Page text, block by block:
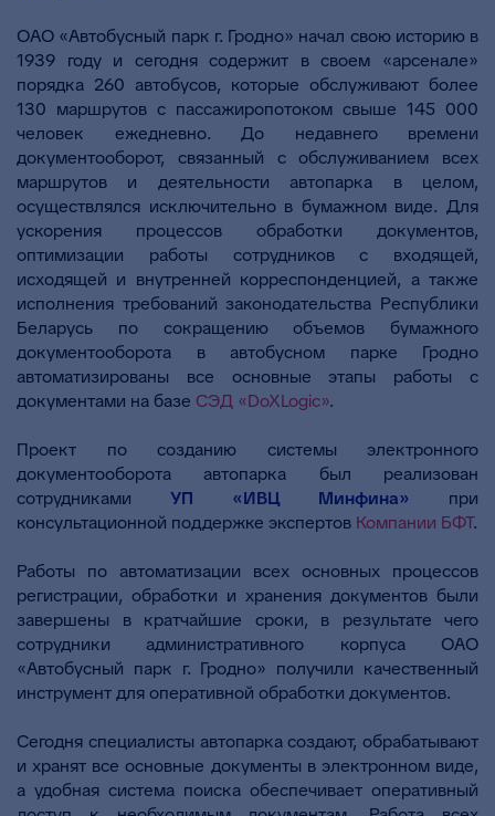
ОАО «Автобусный парк г. Гродно» начал свою историю в
1939 году и сегодня содержит в своем «арсенале»
порядка 260 автобусов, которые обслуживают более
130 маршрутов с пассажиропотоком свыше 145 000
человек ежедневно. До недавнего времени
документооборот, связанный с обслуживанием всех
маршрутов и деятельности автопарка в целом,
осуществлялся исключительно в бумажном виде. Для
ускорения процессов обработки документов,
оптимизации работы сотрудников с входящей,
исходящей и внутренней корреспонденцией, а также
исполнения требований законодательства Республики
Беларусь по сокращению объемов бумажного
документооборота в автобусном парке Гродно
автоматизированы все основные этапы работы с
документами на базе СЭД «DoXLogic».
Проект по созданию системы электронного
документооборота автопарка был реализован
сотрудниками УП «ИВЦ Минфина» при
консультационной поддержке экспертов Компании БФТ.
Работы по автоматизации всех основных процессов
регистрации, обработки и хранения документов были
завершены в кратчайшие сроки, в результате чего
сотрудники административного корпуса ОАО
«Автобусный парк г. Гродно» получили качественный
инструмент для оперативной обработки документов.
Сегодня специалисты автопарка создают, обрабатывают
и хранят все основные документы в электронном виде,
а удобная система поиска обеспечивает оперативный